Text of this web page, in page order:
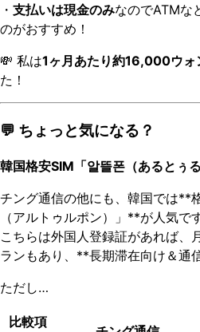
・ 支払いは現金のみなのでATMな
のがおすすめ！
💸 私は1ヶ月あたり約16,000ウォ
た！
💬 ちょっと気になる？
韓国格安SIM「알뜰폰（あるとぅ
チング通信の他にも、韓国では**
（アルトゥルポン）」**が人気です
こちらは外国人登録証があれば、
ランもあり、**長期滞在向け＆通
ただし…
比較項